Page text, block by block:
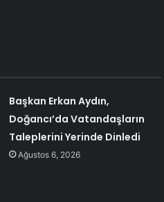
Başkan Erkan Aydın,
Doğancı’da Vatandaşların
Taleplerini Yerinde Dinledi
Ağustos 6, 2026